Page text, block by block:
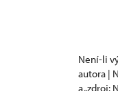
Není-li
autora |
a „zdroj: